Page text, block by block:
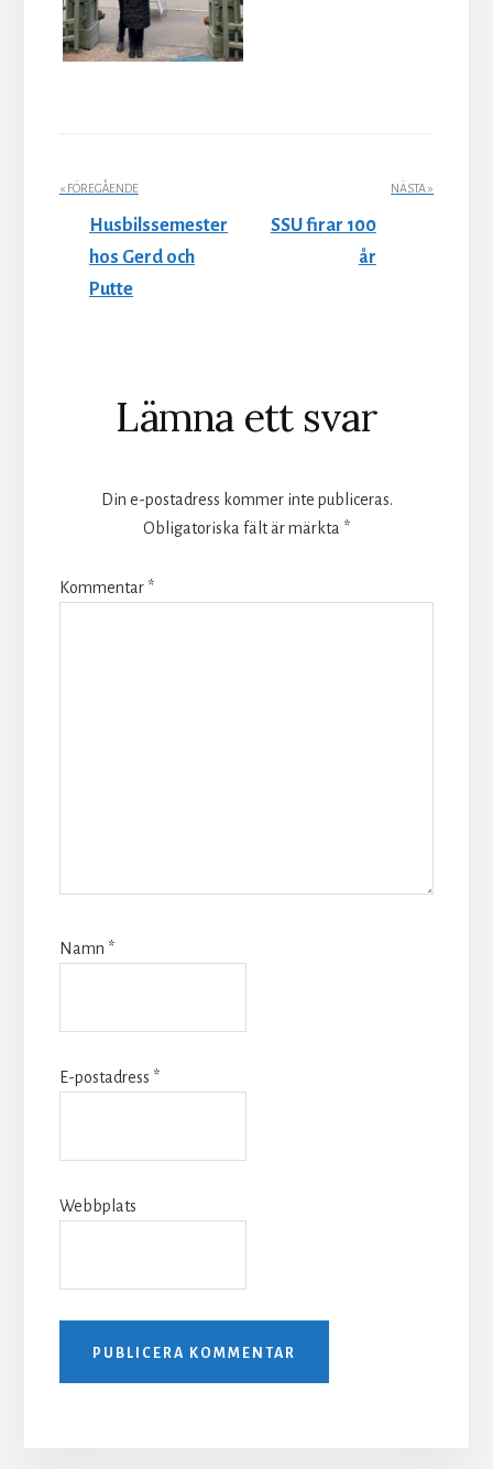
« FÖREGÅENDE
Husbilssemester
hos Gerd och
Putte
NÄSTA »
SSU firar 100
år
Läsarkommentarer
Lämna ett svar
Din e-postadress kommer inte publiceras.
Obligatoriska fält är märkta *
Kommentar *
Namn *
E-postadress *
Webbplats